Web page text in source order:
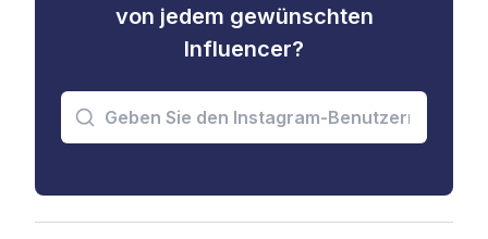
von jedem gewünschten
Influencer?